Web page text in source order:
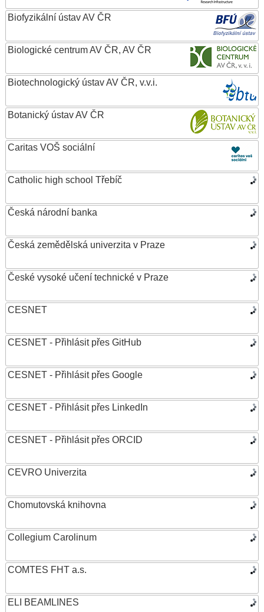
Biofyzikální ústav AV ČR
Biologické centrum AV ČR, AV ČR
Biotechnologický ústav AV ČR, v.v.i.
Botanický ústav AV ČR
Caritas VOŠ sociální
Catholic high school Třebíč
Česká národní banka
Česká zemědělská univerzita v Praze
České vysoké učení technické v Praze
CESNET
CESNET - Přihlásit přes GitHub
CESNET - Přihlásit přes Google
CESNET - Přihlásit přes LinkedIn
CESNET - Přihlásit přes ORCID
CEVRO Univerzita
Chomutovská knihovna
Collegium Carolinum
COMTES FHT a.s.
ELI BEAMLINES